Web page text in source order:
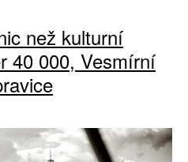
než kulturní
40 000, Vesmírní